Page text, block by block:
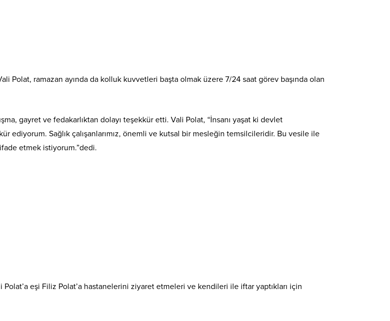
Polat, ramazan ayında da kolluk kuvvetleri başta olmak üzere 7/24 saat görev başında olan
gayret ve fedakarlıktan dolayı teşekkür etti. Vali Polat, “İnsanı yaşat ki devlet
ediyorum. Sağlık çalışanlarımız, önemli ve kutsal bir mesleğin temsilcileridir. Bu vesile ile
etmek istiyorum.”dedi.
eşi Filiz Polat’a hastanelerini ziyaret etmeleri ve kendileri ile iftar yaptıkları için